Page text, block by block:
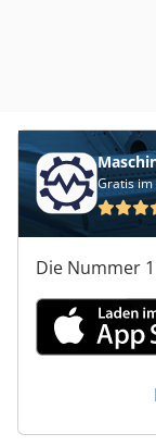
Gratis im
Die Nummer